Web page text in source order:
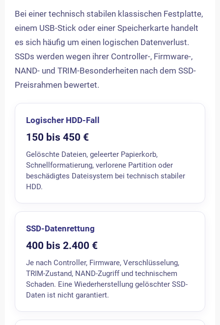
Bei einer technisch stabilen klassischen Festplatte,
einem USB-Stick oder einer Speicherkarte handelt
es sich häufig um einen logischen Datenverlust.
SSDs werden wegen ihrer Controller-, Firmware-,
NAND- und TRIM-Besonderheiten nach dem SSD-
Preisrahmen bewertet.
Logischer HDD-Fall
150 bis 450 €
Gelöschte Dateien, geleerter Papierkorb,
Schnellformatierung, verlorene Partition oder
beschädigtes Dateisystem bei technisch stabiler
HDD.
SSD-Datenrettung
400 bis 2.400 €
Je nach Controller, Firmware, Verschlüsselung,
TRIM-Zustand, NAND-Zugriff und technischem
Schaden. Eine Wiederherstellung gelöschter SSD-
Daten ist nicht garantiert.